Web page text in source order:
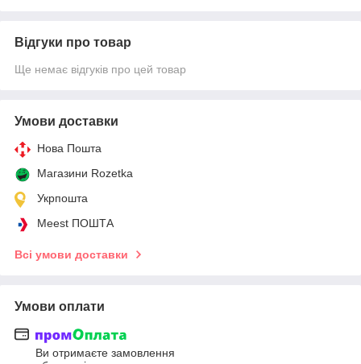
Відгуки про товар
Ще немає відгуків про цей товар
Умови доставки
Нова Пошта
Магазини Rozetka
Укрпошта
Meest ПОШТА
Всі умови доставки
Умови оплати
Ви отримаєте замовлення